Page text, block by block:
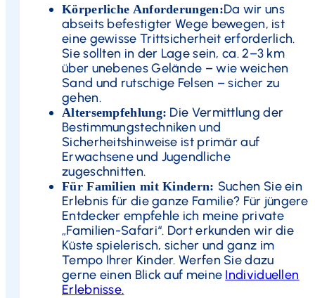
Körperliche Anforderungen:Da wir uns
abseits befestigter Wege bewegen, ist
eine gewisse Trittsicherheit erforderlich.
Sie sollten in der Lage sein, ca. 2–3 km
über unebenes Gelände – wie weichen
Sand und rutschige Felsen – sicher zu
gehen.
Altersempfehlung: Die Vermittlung der
Bestimmungstechniken und
Sicherheitshinweise ist primär auf
Erwachsene und Jugendliche
zugeschnitten.
Für Familien mit Kindern: Suchen Sie ein
Erlebnis für die ganze Familie? Für jüngere
Entdecker empfehle ich meine private
„Familien-Safari“. Dort erkunden wir die
Küste spielerisch, sicher und ganz im
Tempo Ihrer Kinder. Werfen Sie dazu
gerne einen Blick auf meine Individuellen
Erlebnisse.